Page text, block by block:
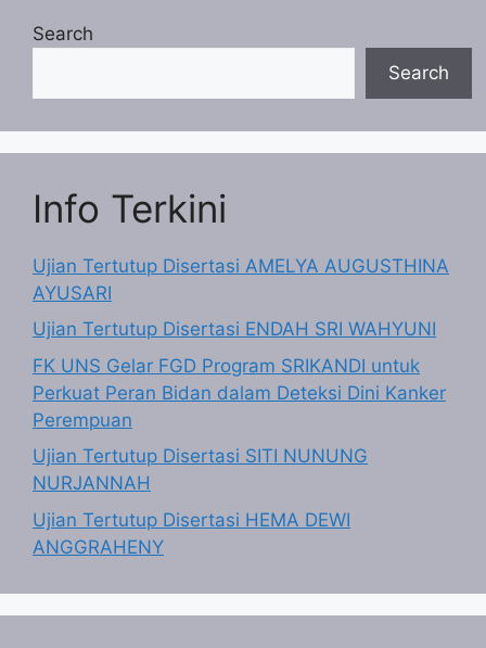
Search
Search
Info Terkini
Ujian Tertutup Disertasi AMELYA AUGUSTHINA
AYUSARI
Ujian Tertutup Disertasi ENDAH SRI WAHYUNI
FK UNS Gelar FGD Program SRIKANDI untuk
Perkuat Peran Bidan dalam Deteksi Dini Kanker
Perempuan
Ujian Tertutup Disertasi SITI NUNUNG
NURJANNAH
Ujian Tertutup Disertasi HEMA DEWI
ANGGRAHENY